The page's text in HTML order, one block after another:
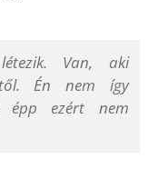
Van, aki
Én nem így
épp ezért nem